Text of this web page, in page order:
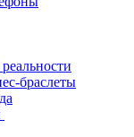
браслеты